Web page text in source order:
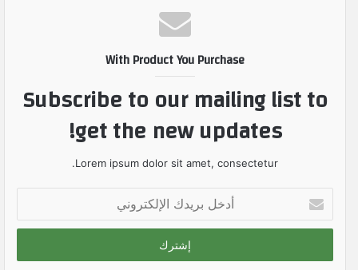
With Product You Purchase
Subscribe to our mailing list to
get the new updates!
Lorem ipsum dolor sit amet, consectetur.
خ
ب